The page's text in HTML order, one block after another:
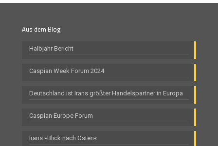
Aus dem Blog
Halbjahr Bericht
Caspian Week Forum 2024
Deutschland ist Irans größter Handelspartner in Europa
Caspian Europe Forum
Irans »Blick nach Osten«